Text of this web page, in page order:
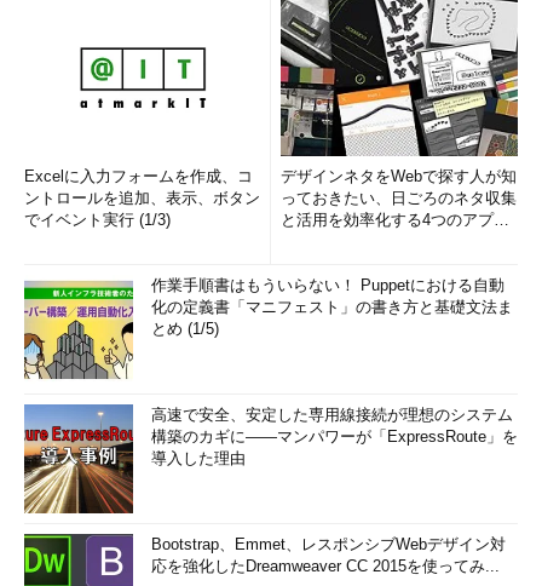
Excelに入力フォームを作成、コ
ントロールを追加、表示、ボタン
でイベント実行 (1/3)
デザインネタをWebで探す人が知
っておきたい、日ごろのネタ収集
と活用を効率化する4つのアプリ
作業手順書はもういらない！ Puppetにおける自動
化の定義書「マニフェスト」の書き方と基礎文法ま
とめ (1/5)
高速で安全、安定した専用線接続が理想のシステム
構築のカギに――マンパワーが「ExpressRoute」を
導入した理由
Bootstrap、Emmet、レスポンシブWebデザイン対
応を強化したDreamweaver CC 2015を使ってみ...